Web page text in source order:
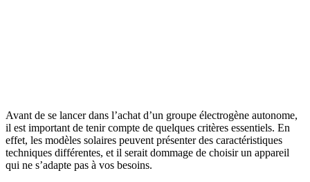
Avant de se lancer dans l’achat d’un groupe électrogène autonome,
il est important de tenir compte de quelques critères essentiels. En
effet, les modèles solaires peuvent présenter des caractéristiques
techniques différentes, et il serait dommage de choisir un appareil
qui ne s’adapte pas à vos besoins.